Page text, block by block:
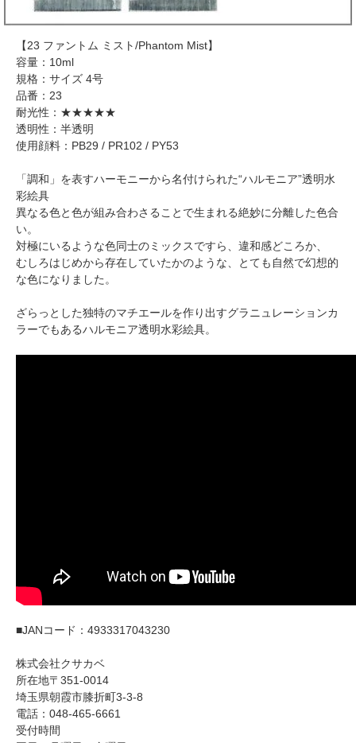
【23 ファントム ミスト/Phantom Mist】
容量：10ml
規格：サイズ 4号
品番：23
耐光性：★★★★★
透明性：半透明
使用顔料：PB29 / PR102 / PY53
「調和」を表すハーモニーから名付けられた“ハルモニア”透明水
彩絵具
異なる色と色が組み合わさることで生まれる絶妙に分離した色合
い。
対極にいるような色同士のミックスですら、違和感どころか、
むしろはじめから存在していたかのような、とても自然で幻想的
な色になりました。
ざらっとした独特のマチエールを作り出すグラニュレーションカ
ラーでもあるハルモニア透明水彩絵具。
■JANコード：4933317043230
株式会社クサカベ
所在地〒351-0014
埼玉県朝霞市膝折町3-3-8
電話：048-465-6661
受付時間